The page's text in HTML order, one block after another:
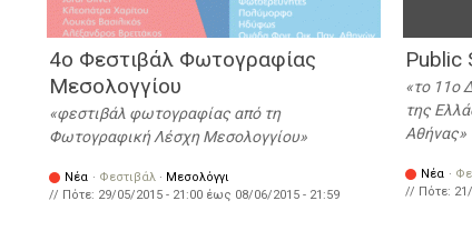
4ο Φεστιβάλ Φωτογραφίας
Μεσολογγίου
φεστιβάλ φωτογραφίας από τη
Φωτογραφική Λέσχη Μεσολογγίου
Νέα · Φεστιβάλ · Μεσολόγγι
// Πότε: 29/05/2015 - 21:00 έως 08/06/2015 - 21:59
Public
το 11ο
της
Αθήνας
Νέα ·
// Πότε: